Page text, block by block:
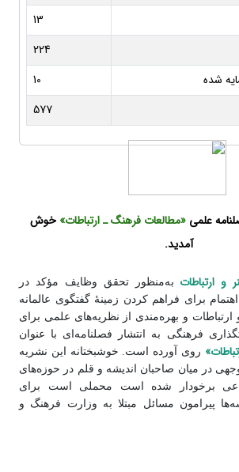
13
224
شده
10
577
علمی «مطالعات فرهنگ ـ‌ ارتباطات» خوش
آمدید.
و ارتباطات به‌منظور تحقق وظایف مؤکد در
برای فراهم کردن زمینۀ گفتگوی عالمانه
و بهره‌مندی از نظریه‌های علمی برای
فرهنگی به انتشار فصلنامه‌ای با عنوان
روی آورده است. خوشبختانه این نشریه
در میان صاحبان اندیشه و قلم در حوزه‌های
برخودار شده است محملی است برای
پیرامون مسائل مبتلا به وزارت فرهنگ و